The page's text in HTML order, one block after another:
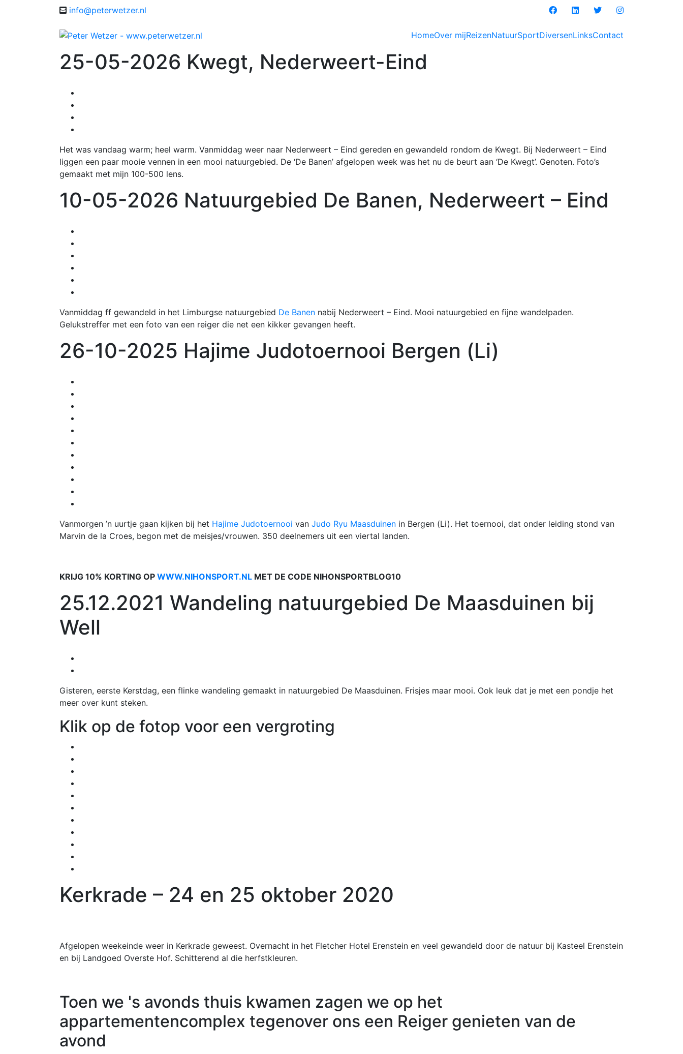
info@peterwetzer.nl
HomeOver mijReizenNatuurSportDiversenLinksContact
25-05-2026 Kwegt, Nederweert-Eind
Het was vandaag warm; heel warm. Vanmiddag weer naar Nederweert – Eind gereden en gewandeld rondom de Kwegt. Bij Nederweert – Eind
liggen een paar mooie vennen in een mooi natuurgebied. De ‘De Banen’ afgelopen week was het nu de beurt aan ‘De Kwegt’. Genoten. Foto’s
gemaakt met mijn 100-500 lens.
10-05-2026 Natuurgebied De Banen, Nederweert – Eind
Vanmiddag ff gewandeld in het Limburgse natuurgebied De Banen nabij Nederweert – Eind. Mooi natuurgebied en fijne wandelpaden.
Gelukstreffer met een foto van een reiger die net een kikker gevangen heeft.
26-10-2025 Hajime Judotoernooi Bergen (Li)
Vanmorgen ’n uurtje gaan kijken bij het Hajime Judotoernooi van Judo Ryu Maasduinen in Bergen (Li). Het toernooi, dat onder leiding stond van
Marvin de la Croes, begon met de meisjes/vrouwen. 350 deelnemers uit een viertal landen.
KRIJG 10% KORTING OP WWW.NIHONSPORT.NL MET DE CODE NIHONSPORTBLOG10
25.12.2021 Wandeling natuurgebied De Maasduinen bij
Well
Gisteren, eerste Kerstdag, een flinke wandeling gemaakt in natuurgebied De Maasduinen. Frisjes maar mooi. Ook leuk dat je met een pondje het
meer over kunt steken.
Klik op de fotop voor een vergroting
Kerkrade – 24 en 25 oktober 2020
Afgelopen weekeinde weer in Kerkrade geweest. Overnacht in het Fletcher Hotel Erenstein en veel gewandeld door de natuur bij Kasteel Erenstein
en bij Landgoed Overste Hof. Schitterend al die herfstkleuren.
Toen we 's avonds thuis kwamen zagen we op het
appartementencomplex tegenover ons een Reiger genieten van de
avond